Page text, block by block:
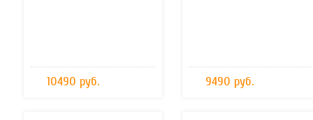
10490 руб. 9490 руб.